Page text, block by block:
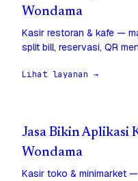
Wondama
Kasir restoran & kafe —
split bill, reservasi, QR
Lihat layanan →
Jasa Bikin Aplikasi
Wondama
Kasir toko & minimarket